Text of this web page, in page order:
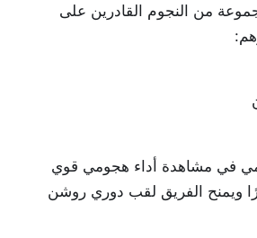
من النجوم القادرين على
في مشاهدة أداء هجومي قوي
ويمنح الفريق لقب دوري روشن